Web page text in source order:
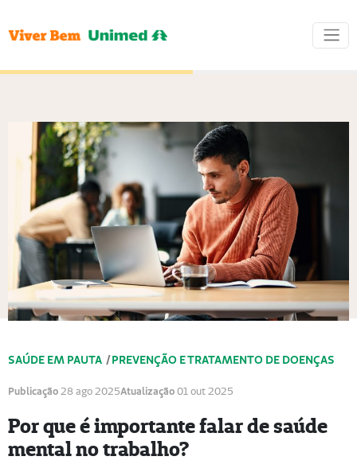
SAÚDE EM PAUTA /PREVENÇÃO E TRATAMENTO DE DOENÇAS
Publicação28 ago 2025Atualização01 out 2025
Por que é importante falar de saúde
mental no trabalho?